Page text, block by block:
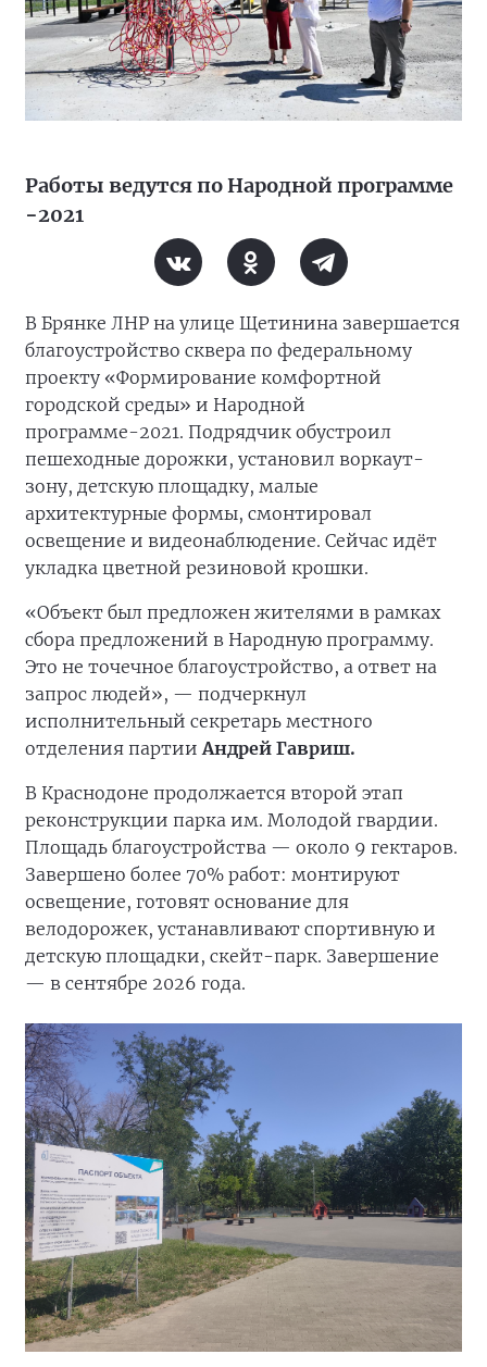
Работы ведутся по Народной программе
−2021
В Брянке ЛНР на улице Щетинина завершается
благоустройство сквера по федеральному
проекту «Формирование комфортной
городской среды» и Народной
программе-2021. Подрядчик обустроил
пешеходные дорожки, установил воркаут-
зону, детскую площадку, малые
архитектурные формы, смонтировал
освещение и видеонаблюдение. Сейчас идёт
укладка цветной резиновой крошки.
«Объект был предложен жителями в рамках
сбора предложений в Народную программу.
Это не точечное благоустройство, а ответ на
запрос людей», — подчеркнул
исполнительный секретарь местного
отделения партииАндрей Гавриш.
В Краснодоне продолжается второй этап
реконструкции парка им. Молодой гвардии.
Площадь благоустройства — около 9 гектаров.
Завершено более 70% работ: монтируют
освещение, готовят основание для
велодорожек, устанавливают спортивную и
детскую площадки, скейт-парк. Завершение
— в сентябре 2026 года.